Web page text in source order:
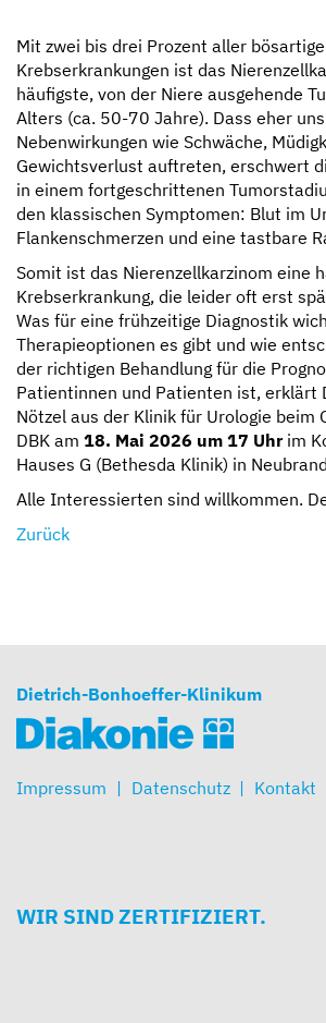
Mit zwei bis drei Prozent aller
Krebserkrankungen ist das
häufigste, von der Niere ausgehende
Alters (ca. 50-70 Jahre). Dass eher
Nebenwirkungen wie Schwäche,
Gewichtsverlust auftreten, erschwert
in einem fortgeschrittenen
den klassischen Symptomen: Blut im
Flankenschmerzen und eine tastbare
Somit ist das Nierenzellkarzinom eine
Krebserkrankung, die leider oft erst
Was für eine frühzeitige Diagnostik
Therapieoptionen es gibt und wie
der richtigen Behandlung für die
Patientinnen und Patienten ist, erklärt
Nötzel aus der Klinik für Urologie beim
DBK am 18. Mai 2026 um 17 Uhrim
Hauses G (Bethesda Klinik) in
Alle Interessierten sind willkommen.
Zurück
Dietrich-Bonhoeffer-Klinikum
Impressum Datenschutz Kontakt
WIR SIND ZERTIFIZIERT.